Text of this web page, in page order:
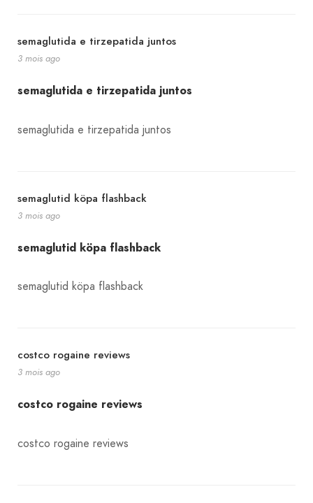
semaglutida e tirzepatida juntos
3 mois ago
semaglutida e tirzepatida juntos
semaglutida e tirzepatida juntos
semaglutid köpa flashback
3 mois ago
semaglutid köpa flashback
semaglutid köpa flashback
costco rogaine reviews
3 mois ago
costco rogaine reviews
costco rogaine reviews